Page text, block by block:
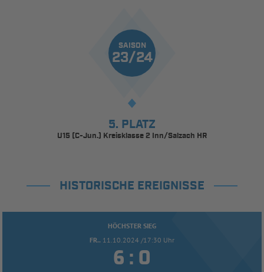
SAISON
23/24
5. PLATZ
U15 (C-Jun.) Kreisklasse 2 Inn/Salzach HR
HISTORISCHE EREIGNISSE
HÖCHSTER SIEG
FR.. 11.10.2024 /17:30 Uhr
 : 